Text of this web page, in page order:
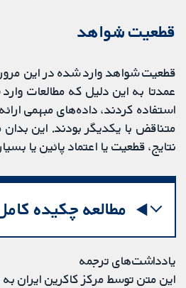
قطعیت شواهد
قطعیت شواهد وارد شده در این مرور
عمدتا به این دلیل که مطالعات
استفاده کردند، داده‌های مبهمی
متناقض با یکدیگر بودند. این
نتایج، قطعیت یا اعتماد پائین یا
مطالعه چکیده
یادداشت‌های ترجمه
این متن توسط مرکز کاکرین ایران